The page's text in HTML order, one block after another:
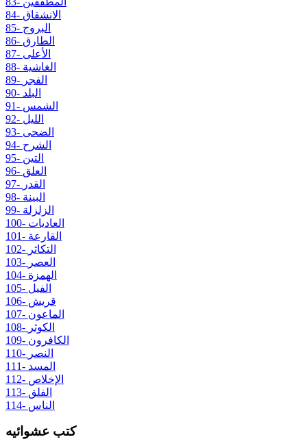
84- الانشقاق
85- البروج
86- الطارق
87- الأعلى
88- الغاشية
89- الفجر
90- البلد
91- الشمس
92- الليل
93- الضحى
94- الشرح
95- التين
96- العلق
97- القدر
98- البينة
99- الزلزلة
100- العاديات
101- القارعة
102- التكاثر
103- العصر
104- الهمزة
105- الفيل
106- قريش
107- الماعون
108- الكوثر
109- الكافرون
110- النصر
111- المسد
112- الإخلاص
113- الفلق
114- الناس
كتب عشوائيه